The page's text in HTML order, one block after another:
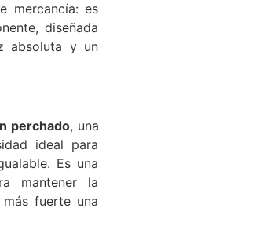
mercancía: es
diseñada
absoluta y un
perchado, una
ideal para
Es una
mantener la
fuerte una